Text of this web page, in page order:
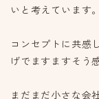
いと考えています。
コンセプトに共感
げでますますそう
まだまだ小さな会